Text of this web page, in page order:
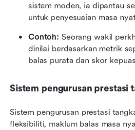
sistem moden, ia dipantau
untuk penyesuaian masa
Contoh: Seorang wakil
dinilai berdasarkan metrik
balas purata dan skor
Sistem pengurusan prestasi
Sistem pengurusan prestasi
fleksibiliti, maklum balas masa